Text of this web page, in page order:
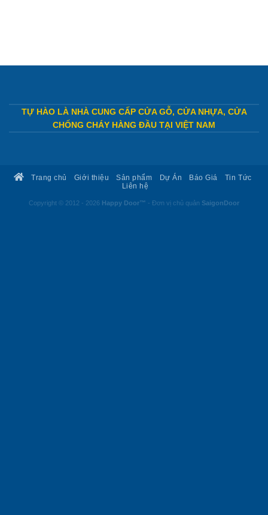
TỰ HÀO LÀ NHÀ CUNG CẤP CỬA GỖ, CỬA NHỰA, CỬA
CHỐNG CHÁY HÀNG ĐẦU TẠI VIỆT NAM
Trang chủ Giới thiệu Sản phẩm Dự Án Báo Giá
Tin Tức
Liên hệ
Copyright © 2012 - 2026 Happy Door™ - Đơn vị chủ quản SaigonDoor